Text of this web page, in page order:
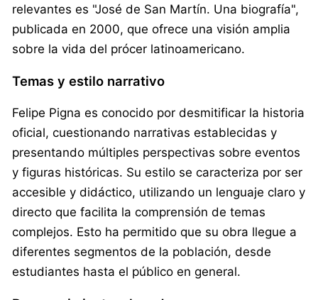
relevantes es "José de San Martín. Una biografía",
publicada en 2000, que ofrece una visión amplia
sobre la vida del prócer latinoamericano.
Temas y estilo narrativo
Felipe Pigna es conocido por desmitificar la historia
oficial, cuestionando narrativas establecidas y
presentando múltiples perspectivas sobre eventos
y figuras históricas. Su estilo se caracteriza por ser
accesible y didáctico, utilizando un lenguaje claro y
directo que facilita la comprensión de temas
complejos. Esto ha permitido que su obra llegue a
diferentes segmentos de la población, desde
estudiantes hasta el público en general.